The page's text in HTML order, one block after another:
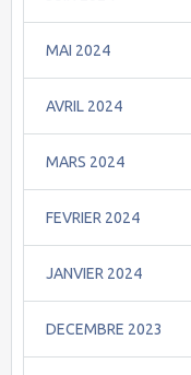
MAI 2024
AVRIL 2024
MARS 2024
FEVRIER 2024
JANVIER 2024
DECEMBRE 2023